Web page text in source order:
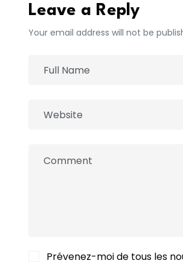
Leave a Reply
Your email address will not be
Prévenez-moi de tous les